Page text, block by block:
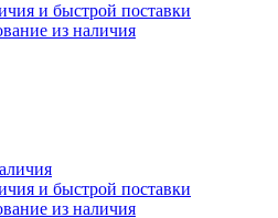
и быстрой поставки
и быстрой поставки